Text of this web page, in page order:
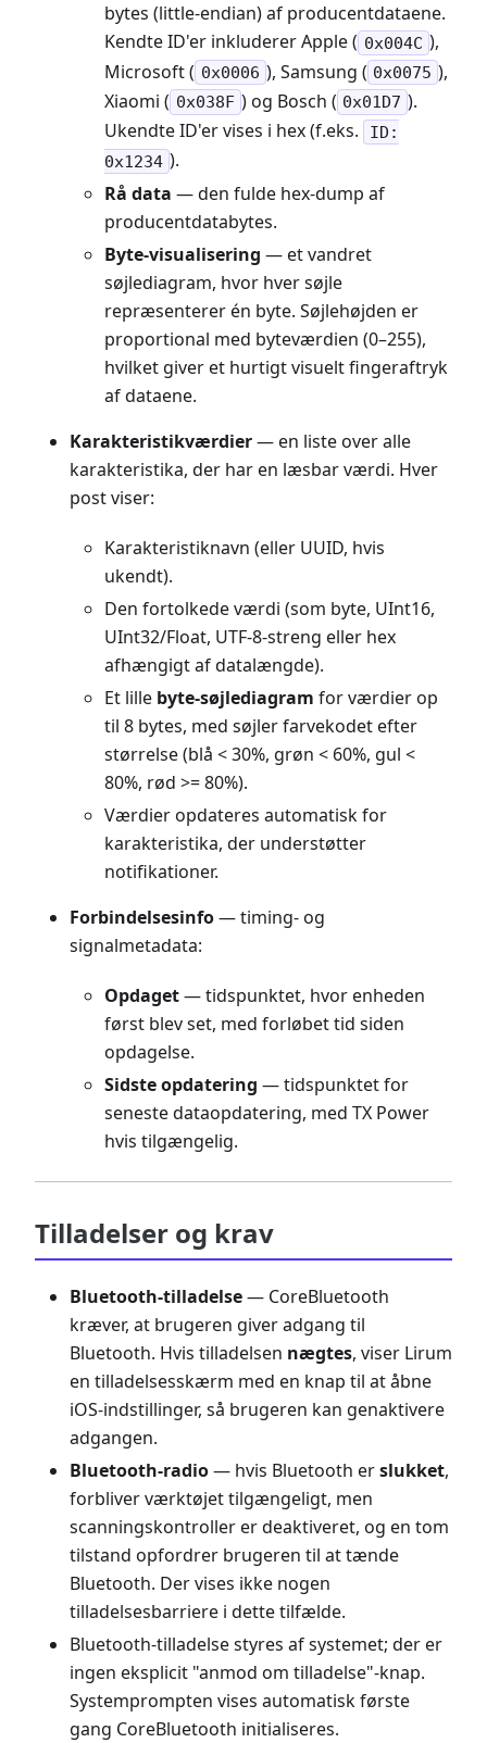
bytes (little-endian) af producentdataene.
Kendte ID'er inkluderer Apple ( 0x004C ),
Microsoft ( 0x0006 ), Samsung ( 0x0075 ),
Xiaomi ( 0x038F ) og Bosch ( 0x01D7 ).
Ukendte ID'er vises i hex (f.eks.
ID:
0x1234 ).
Rå data — den fulde hex-dump af
producentdatabytes.
Byte-visualisering — et vandret
søjlediagram, hvor hver søjle
repræsenterer én byte. Søjlehøjden er
proportional med byteværdien (0–255),
hvilket giver et hurtigt visuelt fingeraftryk
af dataene.
Karakteristikværdier— en liste over alle
karakteristika, der har en læsbar værdi. Hver
post viser:
Karakteristiknavn (eller UUID, hvis
ukendt).
Den fortolkede værdi (som byte, UInt16,
UInt32/Float, UTF-8-streng eller hex
afhængigt af datalængde).
Et lille byte-søjlediagram for værdier op
til 8 bytes, med søjler farvekodet efter
størrelse (blå < 30%, grøn < 60%, gul <
80%, rød >= 80%).
Værdier opdateres automatisk for
karakteristika, der understøtter
notifikationer.
Forbindelsesinfo— timing- og
signalmetadata:
Opdaget— tidspunktet, hvor enheden
først blev set, med forløbet tid siden
opdagelse.
Sidste opdatering — tidspunktet for
seneste dataopdatering, med TX Power
hvis tilgængelig.
Tilladelser og krav
Bluetooth-tilladelse— CoreBluetooth
kræver, at brugeren giver adgang til
Bluetooth. Hvis tilladelsen nægtes, viser Lirum
en tilladelsesskærm med en knap til at åbne
iOS-indstillinger, så brugeren kan genaktivere
adgangen.
Bluetooth-radio— hvis Bluetooth erslukket,
forbliver værktøjet tilgængeligt, men
scanningskontroller er deaktiveret, og en tom
tilstand opfordrer brugeren til at tænde
Bluetooth. Der vises ikke nogen
tilladelsesbarriere i dette tilfælde.
Bluetooth-tilladelse styres af systemet; der er
ingen eksplicit "anmod om tilladelse"-knap.
Systemprompten vises automatisk første
gang CoreBluetooth initialiseres.